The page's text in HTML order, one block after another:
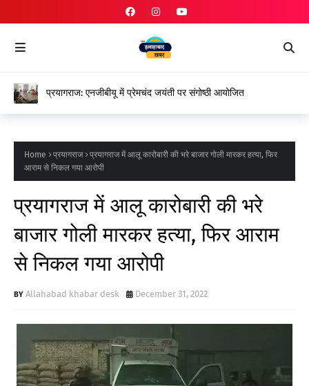
प्रयागराज: एनजीबीयू में प्रेमचंद जयंती पर संगोष्ठी आयोजित
Home प्रयागराज
प्रयागराज में आलू कारोबारी की भरे बाजार गोली मारकर हत्या, फिर
आराम से न‍िकल गया आरोपी
प्रयागराज में आलू कारोबारी की भरे
बाजार गोली मारकर हत्या, फिर आराम
से न‍िकल गया आरोपी
Allahabad khabar desk December 31, 2022